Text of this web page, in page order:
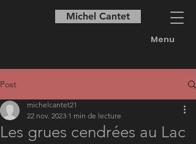
Michel Cantet
Menu
Post
Les grues cendrées au Lac
michelcantet21
22 nov. 2023 1 min de lecture